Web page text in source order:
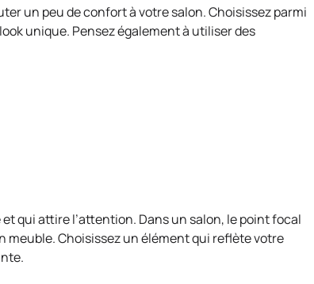
un peu de confort à votre salon. Choisissez parmi
unique. Pensez également à utiliser des
qui attire l’attention. Dans un salon, le point focal
Choisissez un élément qui reflète votre